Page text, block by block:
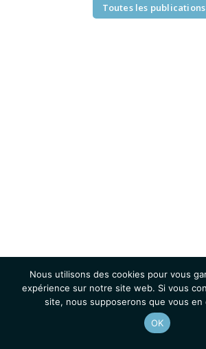
Toutes les publications
Nous utilisons des cookies pour vous
expérience sur notre site web. Si vous
site, nous supposerons que vous en
OK